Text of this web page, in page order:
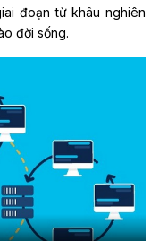
đoạn từ khâu nghiên
đời sống.